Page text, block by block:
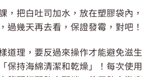
，把白吐司加水，放在塑膠袋內，
過幾天再去看，保證發霉，對吧！
道理，要反過來操作才能避免滋生
保持海綿清潔和乾燥」！每次使用